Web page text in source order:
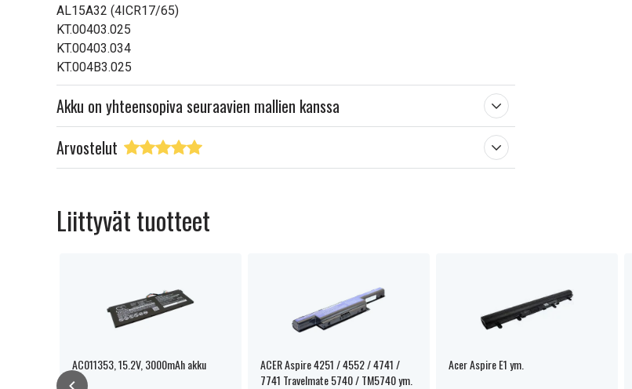
AL15A32 (4ICR17/65)
KT.00403.025
KT.00403.034
KT.004B3.025
Akku on yhteensopiva seuraavien mallien kanssa
Arvostelut
Liittyvät tuotteet
AC011353, 15.2V, 3000mAh akku
ACER Aspire 4251 / 4552 / 4741 /
7741 Travelmate 5740 / TM5740 ym.
Acer Aspire E1 ym.